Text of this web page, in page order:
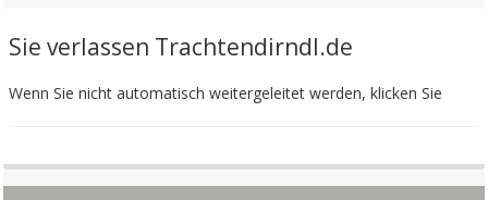
Sie verlassen Trachtendirndl.de
Wenn Sie nicht automatisch weitergeleitet werden, klicken Sie